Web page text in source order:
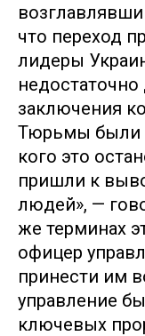
что переход
лидеры
заключения
Тюрьмы были
кого это
пришли к
людей», —
же терминах
офицер
принести им
управление
ключевых